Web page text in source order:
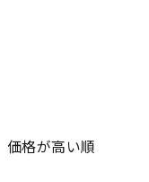
価格が高い順